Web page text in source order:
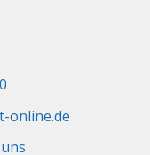
online.de